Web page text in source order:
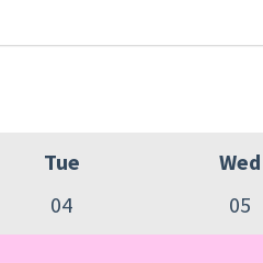
Tue
04
Wed
05